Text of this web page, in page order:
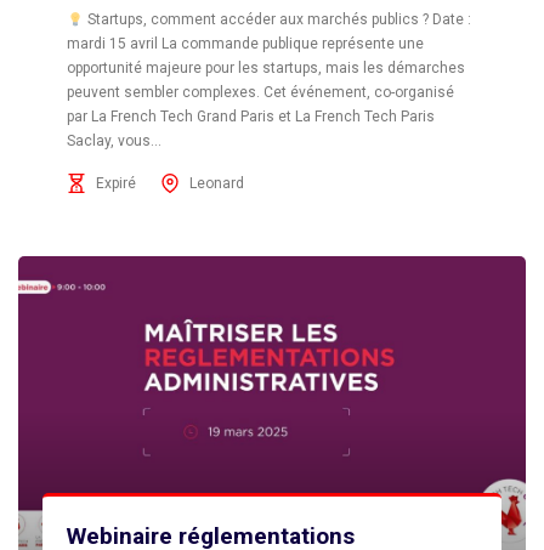
Startups, comment accéder aux marchés publics ? Date :
mardi 15 avril La commande publique représente une
opportunité majeure pour les startups, mais les démarches
peuvent sembler complexes. Cet événement, co-organisé
par La French Tech Grand Paris et La French Tech Paris
Saclay, vous...
Expiré Leonard
Webinaire réglementations